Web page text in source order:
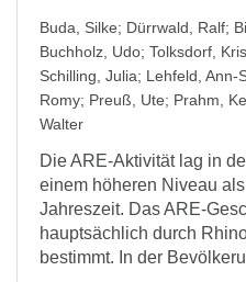
Buda, Silke; Dürrwald, Ralf;
Buchholz, Udo; Tolksdorf,
Schilling, Julia; Lehfeld, Ann-
Romy; Preuß, Ute; Prahm,
Walter
Die ARE-Aktivität lag in
einem höheren Niveau
Jahreszeit. Das ARE-
hauptsächlich durch
bestimmt. In der